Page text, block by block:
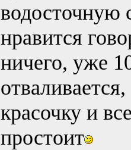
водосточную
нравится
ничего, уже
красочку и
простоит